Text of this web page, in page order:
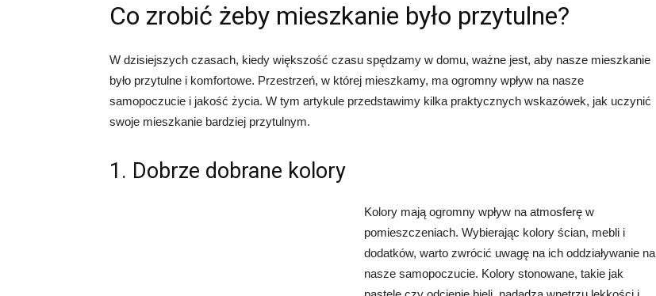
Co zrobić żeby mieszkanie było przytulne?
W dzisiejszych czasach, kiedy większość czasu spędzamy w domu, ważne jest, aby nasze mieszkanie
było przytulne i komfortowe. Przestrzeń, w której mieszkamy, ma ogromny wpływ na nasze
samopoczucie i jakość życia. W tym artykule przedstawimy kilka praktycznych wskazówek, jak uczynić
swoje mieszkanie bardziej przytulnym.
1. Dobrze dobrane kolory
Kolory mają ogromny wpływ na atmosferę w
pomieszczeniach. Wybierając kolory ścian, mebli i
dodatków, warto zwrócić uwagę na ich oddziaływanie na
nasze samopoczucie. Kolory stonowane, takie jak